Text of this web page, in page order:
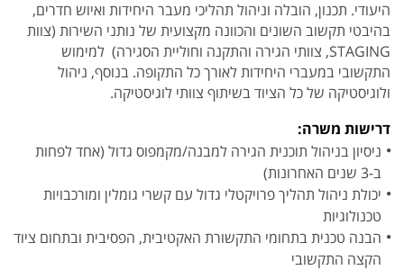
היעודי. תכנון, הובלה וניהול תהליכי מעבר היחידות ואיוש חדרים,
בהיבטי תקשוב השונים והכוונה מקצועית של נותני השירות (צוות
STAGING, צוותי הגירה והתקנה וחוליית הסגירה) למימוש
התקשובי במעברי היחידות לאורך כל התקופה. בנוסף, ניהול
ולוגיסטיקה של כל הציוד בשיתוף צוותי לוגיסטיקה.
דרישות משרה:
ניסיון בניהול תוכנית הגירה למבנה/מקמפוס גדול (אחד לפחות
ב-3 שנים האחרונות)
יכולת ניהול תהליך פרויקטלי גדול עם קשרי גומלין ומורכבויות
טכנולוגיות
הבנה טכנית בתחומי התקשורת האקטיבית, הפסיבית ובתחום ציוד
הקצה התקשובי